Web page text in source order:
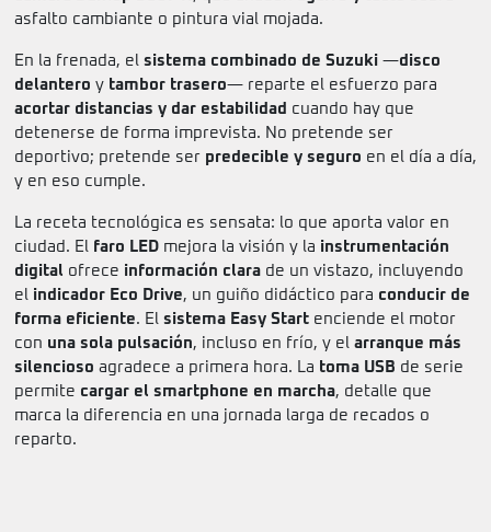
asfalto cambiante o pintura vial mojada.
En la frenada, el sistema combinado de Suzuki —disco
delantero y tambor trasero— reparte el esfuerzo para
acortar distancias y dar estabilidad cuando hay que
detenerse de forma imprevista. No pretende ser
deportivo; pretende ser predecible y seguro en el día a día,
y en eso cumple.
La receta tecnológica es sensata: lo que aporta valor en
ciudad. El faro LED mejora la visión y la instrumentación
digital ofrece información clara de un vistazo, incluyendo
el indicador Eco Drive, un guiño didáctico para conducir de
forma eficiente. El sistema Easy Start enciende el motor
con una sola pulsación, incluso en frío, y el arranque más
silencioso agradece a primera hora. La toma USB de serie
permite cargar el smartphone en marcha, detalle que
marca la diferencia en una jornada larga de recados o
reparto.